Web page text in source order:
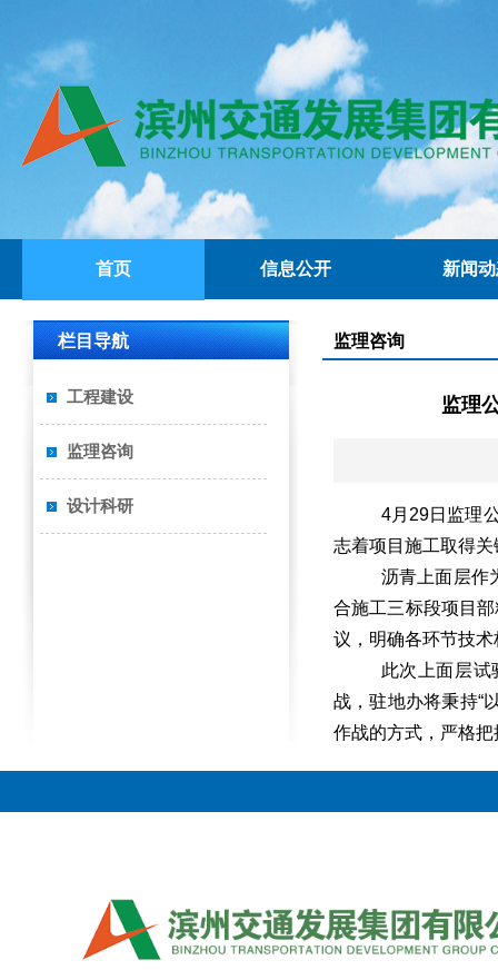
首页 信息公开 新闻
栏目导航
工程建设
监理咨询
设计科研
监理咨询
监理
4月29日监理
志着项目施工取得
沥青上面层作
合施工三标段项目
议，明确各环节技
此次上面层
战，驻地办将秉持“
作战的方式，严格